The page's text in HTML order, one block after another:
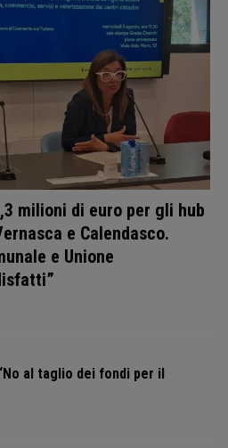
milioni di euro per gli hub
e Calendasco.
e Unione
al taglio dei fondi per il